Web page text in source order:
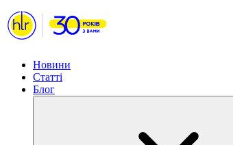
Новини
Статті
Блог